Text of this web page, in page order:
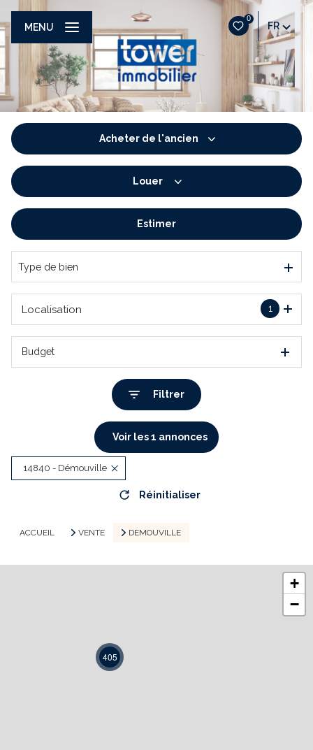
0
FR
MENU
Acheter de l'ancien
De l'immo pro
Louer
De l'immo pro
Estimer
Type de bien
1
Localisation
Budget
Filtrer
Voir les1 annonces
14840 - Démouville
Réinitialiser
ACCUEIL VENTE DEMOUVILLE
405
+
−